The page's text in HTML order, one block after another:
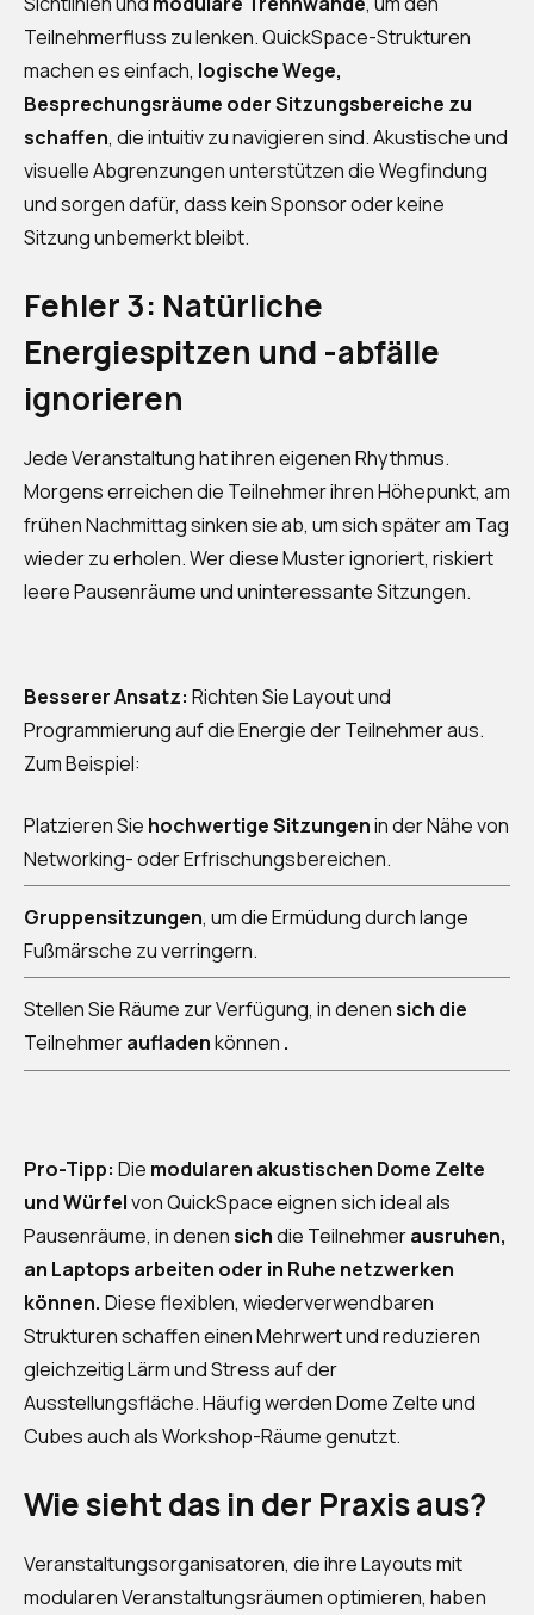
Teilnehmerfluss zu lenken. QuickSpace-Strukturen
machen es einfach, logische Wege,
Besprechungsräume oder Sitzungsbereiche zu
schaffen, die intuitiv zu navigieren sind. Akustische und
visuelle Abgrenzungen unterstützen die Wegfindung
und sorgen dafür, dass kein Sponsor oder keine
Sitzung unbemerkt bleibt.
Fehler 3: Natürliche
Energiespitzen und -abfälle
ignorieren
Jede Veranstaltung hat ihren eigenen Rhythmus.
Morgens erreichen die Teilnehmer ihren Höhepunkt, am
frühen Nachmittag sinken sie ab, um sich später am Tag
wieder zu erholen. Wer diese Muster ignoriert, riskiert
leere Pausenräume und uninteressante Sitzungen.
Besserer Ansatz: Richten Sie Layout und
Programmierung auf die Energie der Teilnehmer aus.
Zum Beispiel:
Platzieren Sie hochwertige Sitzungenin der Nähe von
Networking- oder Erfrischungsbereichen.
Gruppensitzungen, um die Ermüdung durch lange
Fußmärsche zu verringern.
Stellen Sie Räume zur Verfügung, in denensich die
Teilnehmeraufladenkönnen .
Pro-Tipp: Die modularen akustischen Dome Zelte
und Würfelvon QuickSpace eignen sich ideal als
Pausenräume, in denensichdie Teilnehmerausruhen,
an Laptops arbeiten oder in Ruhe netzwerken
können. Diese flexiblen, wiederverwendbaren
Strukturen schaffen einen Mehrwert und reduzieren
gleichzeitig Lärm und Stress auf der
Ausstellungsfläche. Häufig werden Dome Zelte und
Cubes auch als Workshop-Räume genutzt.
Wie sieht das in der Praxis aus?
Veranstaltungsorganisatoren, die ihre Layouts mit
modularen Veranstaltungsräumen optimieren, haben